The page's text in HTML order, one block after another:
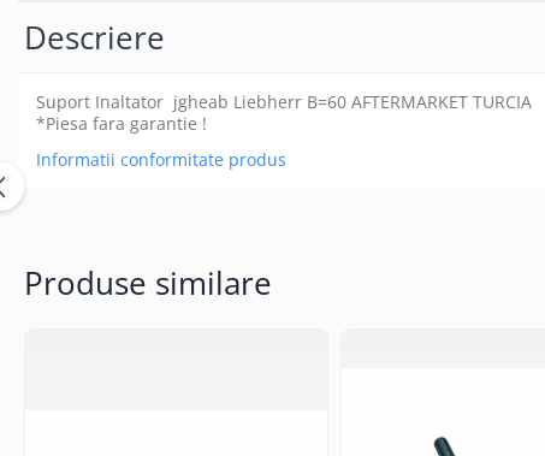
Descriere
Suport Inaltator jgheab Liebherr B=60 AFTERMARKET TURCIA
*Piesa fara garantie !
Informatii conformitate produs
Produse similare